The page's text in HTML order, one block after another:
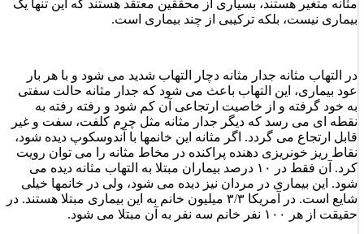
مثانه متغیر هستند، بسیاری از محققین معتقد هستند که این تنها یک
بیماری نیست، بلکه ترکیبی از چند بیماری است.
در التهاب مثانه جدار مثانه دچار التهاب شدید می شود و با هر بار
عود بیماری، این التهاب باعث می شود که جدار مثانه حالت سفتی
به خود گرفته و از خاصیت ارتجاعی آن کم شود و رفته رفته به
نقطه ای می رسد که دیگر جدار مثانه مثل چرم کلفت، سفت و غیر
قابل ارتجاع می گردد. اگر مثانه این خانمها با آندوسکوپ دیده شود،
نقاط ریز خونریزی دهنده پراکنده در مخاط مثانه را می توان رویت
کرد. آن فقط در ۱۰ درصد بیماران مبتلا به التهاب مثانه دیده می
شود. این بیماری در مردان نیز دیده می شود، ولی در خانمها خیلی
شایع است. در آمریکا ۳/۳ میلیون خانم به این بیماری مبتلا هستند. در
حقیقت از هر ۱۰۰ نفر خانم سه نفر به آن مبتلا می شود.